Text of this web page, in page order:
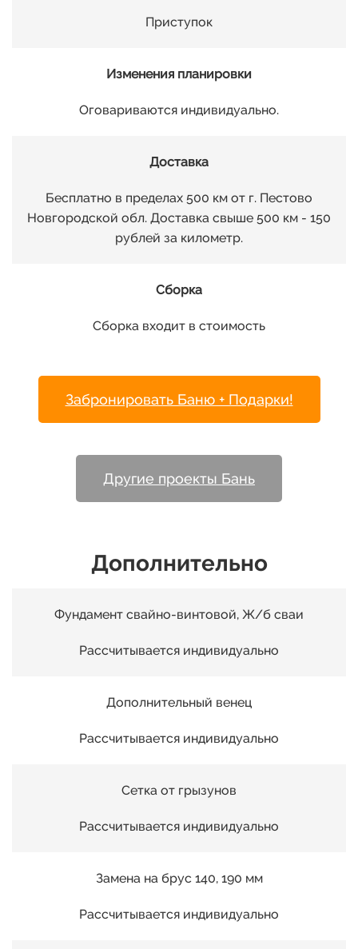
Приступок
Изменения планировки
Оговариваются индивидуально.
Доставка
Бесплатно в пределах 500 км от г. Пестово
Новгородской обл. Доставка свыше 500 км - 150
рублей за километр.
Сборка
Сборка входит в стоимость
Забронировать Баню + Подарки!
Другие проекты Бань
Дополнительно
Фундамент свайно-винтовой, Ж/б сваи
Рассчитывается индивидуально
Дополнительный венец
Рассчитывается индивидуально
Сетка от грызунов
Рассчитывается индивидуально
Замена на брус 140, 190 мм
Рассчитывается индивидуально
14
15
16
17
18
20
21
22
23
24
25
26
27
28
29
30
31